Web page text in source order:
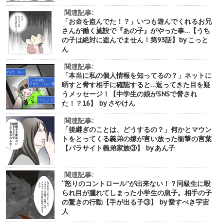
関連記事:
「お金を盗んでた！？」いつも遊んでくれるお兄
さんが働く施設で『あの子』がやった事…【うち
の子は絶対に盗んでません！第93話】by こっと
ん
関連記事:
「本当に私の個人情報を知ってるの？」ネットに
晒すと脅す相手に確認すると…返ってきた目を疑
うメッセージ！【中学生の娘がSNSで脅され
た！？16】 by さやけん
関連記事:
「後継ぎのことは、どうするの？」何かとマウン
トをとってくる義弟の嫁が言い放った衝撃の言葉
【パラサイト義弟家族③】 by あん子
関連記事:
“怒りのコントロール”が出来ない！？同級生に殴
られ目が腫れてしまった小学生の息子。相手の子
の驚きの行動【手が出る子③】 by 愛すべき宇宙
人